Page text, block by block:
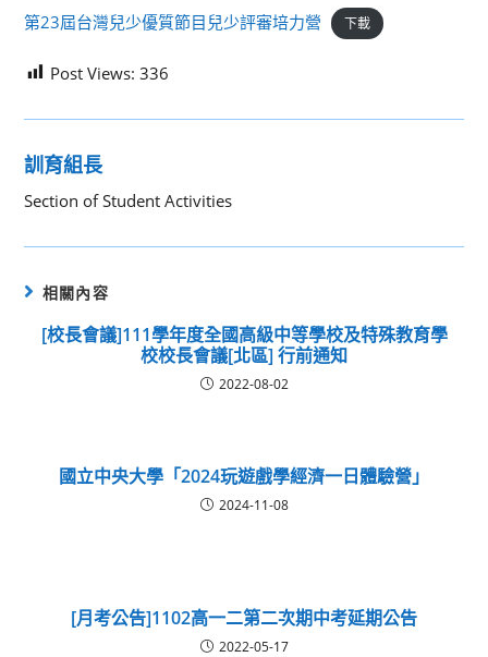
第23屆台灣兒少優質節目兒少評審培力營 下載
Post Views: 336
訓育組長
Section of Student Activities
相關內容
[校長會議]111學年度全國高級中等學校及特殊教育學
校校長會議[北區] 行前通知
2022-08-02
國立中央大學「2024玩遊戲學經濟一日體驗營」
2024-11-08
[月考公告]1102高一二第二次期中考延期公告
2022-05-17